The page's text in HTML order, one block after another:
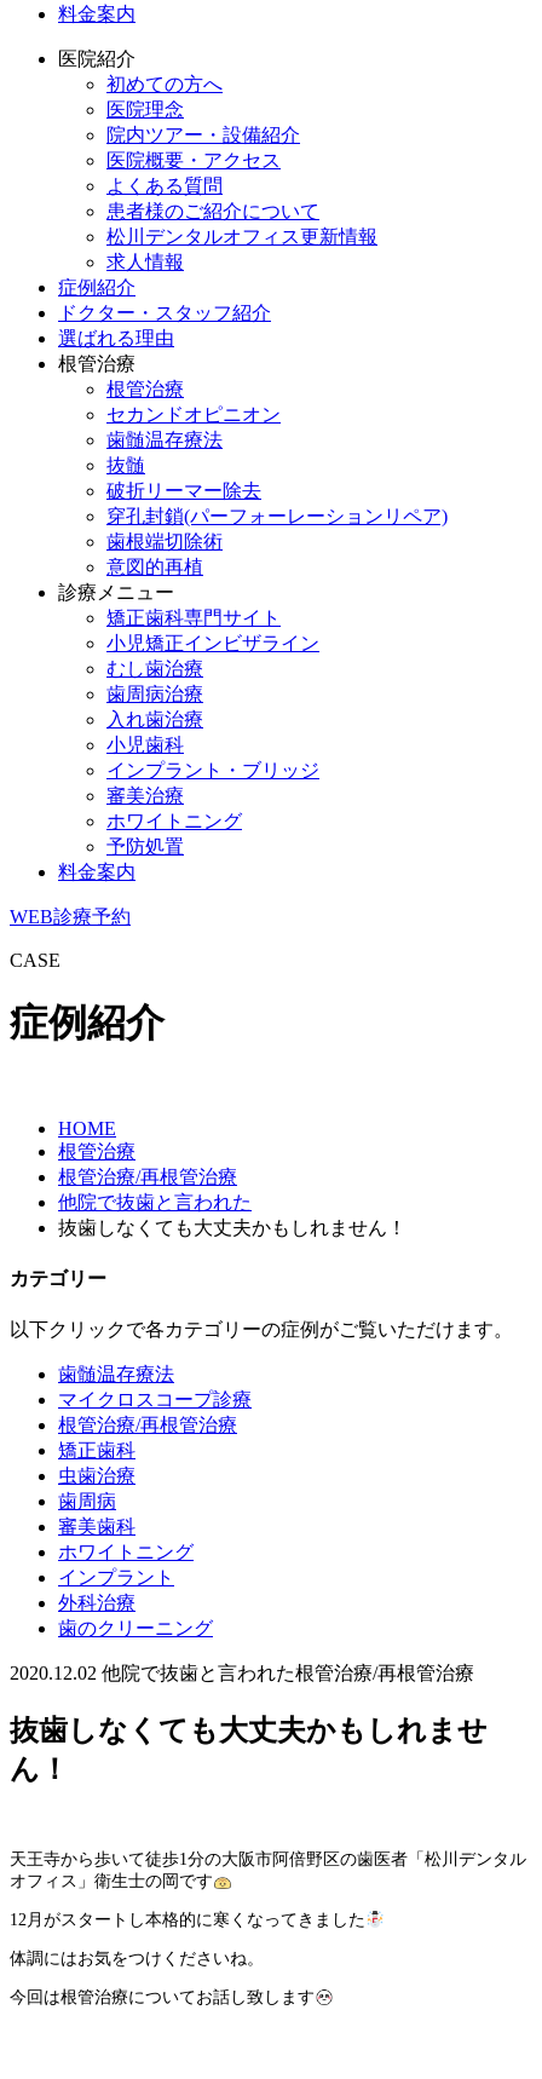
料金案内
医院紹介
初めての方へ
医院理念
院内ツアー・設備紹介
医院概要・アクセス
よくある質問
患者様のご紹介について
松川デンタルオフィス更新情報
求人情報
症例紹介
ドクター・スタッフ紹介
選ばれる理由
根管治療
根管治療
セカンドオピニオン
歯髄温存療法
抜髄
破折リーマー除去
穿孔封鎖(パーフォーレーションリペア)
歯根端切除術
意図的再植
診療メニュー
矯正歯科専門サイト
小児矯正インビザライン
むし歯治療
歯周病治療
入れ歯治療
小児歯科
インプラント・ブリッジ
審美治療
ホワイトニング
予防処置
料金案内
WEB診療予約
CASE
症例紹介
HOME
根管治療
根管治療/再根管治療
他院で抜歯と言われた
抜歯しなくても大丈夫かもしれません！
カテゴリー
以下クリックで各カテゴリーの症例がご覧いただけます。
歯髄温存療法
マイクロスコープ診療
根管治療/再根管治療
矯正歯科
虫歯治療
歯周病
審美歯科
ホワイトニング
インプラント
外科治療
歯のクリーニング
2020.12.02 他院で抜歯と言われた根管治療/再根管治療
抜歯しなくても大丈夫かもしれませ
ん！
天王寺から歩いて徒歩1分の大阪市阿倍野区の歯医者「松川デンタル
オフィス」衛生士の岡です
12月がスタートし本格的に寒くなってきました
体調にはお気をつけくださいね。
今回は根管治療についてお話し致します